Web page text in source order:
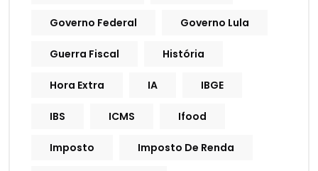
Governo Federal Governo Lula
Guerra Fiscal História
Hora Extra IA IBGE
IBS ICMS Ifood
Imposto Imposto De Renda